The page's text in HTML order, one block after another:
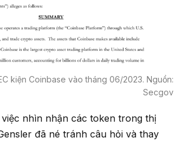
kiện Coinbase vào tháng 06/2023. Nguồn:
Secgov
nhìn nhận các token trong thị
đã né tránh câu hỏi và thay